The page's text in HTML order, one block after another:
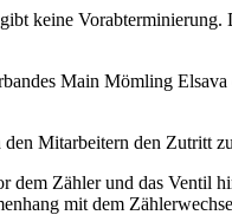
keine
Main Mömling
Mitarbeitern den Zutritt
dem Zähler und das
mit dem